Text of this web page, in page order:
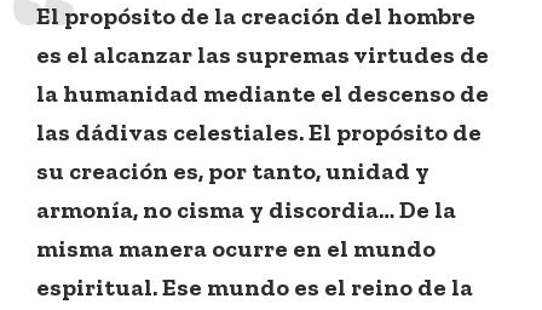
El propósito de la creación del hombre
es el alcanzar las supremas virtudes de
la humanidad mediante el descenso de
las dádivas celestiales. El propósito de
su creación es, por tanto, unidad y
armonía, no cisma y discordia… De la
misma manera ocurre en el mundo
espiritual. Ese mundo es el reino de la